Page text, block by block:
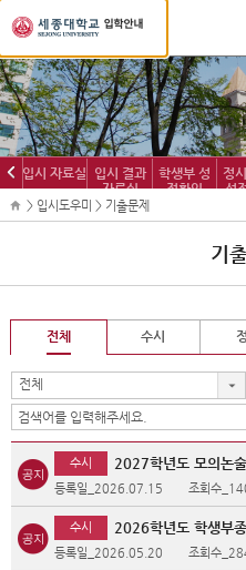
세
종
대
학
교
입
학
정
보
이
전
입시 자료실
입시 결과
자료실
학생부 성
적확인
정
성
> 입시도우미 > 기출문제
기
전체 수시
전체
수시 2027학년도 모의논
등록일_2026.07.15 조회수
수시 2026학년도 학생부
등록일_2026.05.20 조회수